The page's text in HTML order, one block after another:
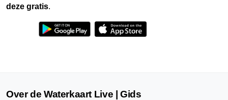
deze gratis.
Over de Waterkaart Live | Gids